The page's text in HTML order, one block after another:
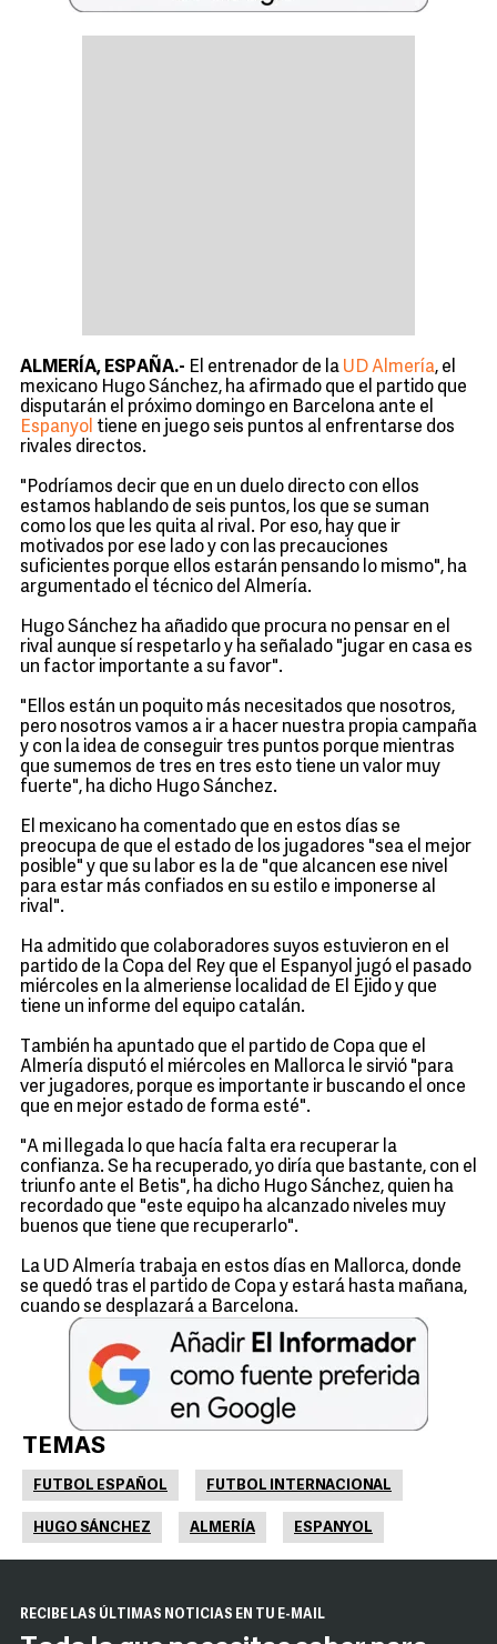
ALMERÍA, ESPAÑA.- El entrenador de la UD Almería, el
mexicano Hugo Sánchez, ha afirmado que el partido que
disputarán el próximo domingo en Barcelona ante el
Espanyol tiene en juego seis puntos al enfrentarse dos
rivales directos.
"Podríamos decir que en un duelo directo con ellos
estamos hablando de seis puntos, los que se suman
como los que les quita al rival. Por eso, hay que ir
motivados por ese lado y con las precauciones
suficientes porque ellos estarán pensando lo mismo", ha
argumentado el técnico del Almería.
Hugo Sánchez ha añadido que procura no pensar en el
rival aunque sí respetarlo y ha señalado "jugar en casa es
un factor importante a su favor".
"Ellos están un poquito más necesitados que nosotros,
pero nosotros vamos a ir a hacer nuestra propia campaña
y con la idea de conseguir tres puntos porque mientras
que sumemos de tres en tres esto tiene un valor muy
fuerte", ha dicho Hugo Sánchez.
El mexicano ha comentado que en estos días se
preocupa de que el estado de los jugadores "sea el mejor
posible" y que su labor es la de "que alcancen ese nivel
para estar más confiados en su estilo e imponerse al
rival".
Ha admitido que colaboradores suyos estuvieron en el
partido de la Copa del Rey que el Espanyol jugó el pasado
miércoles en la almeriense localidad de El Ejido y que
tiene un informe del equipo catalán.
También ha apuntado que el partido de Copa que el
Almería disputó el miércoles en Mallorca le sirvió "para
ver jugadores, porque es importante ir buscando el once
que en mejor estado de forma esté".
"A mi llegada lo que hacía falta era recuperar la
confianza. Se ha recuperado, yo diría que bastante, con el
triunfo ante el Betis", ha dicho Hugo Sánchez, quien ha
recordado que "este equipo ha alcanzado niveles muy
buenos que tiene que recuperarlo".
La UD Almería trabaja en estos días en Mallorca, donde
se quedó tras el partido de Copa y estará hasta mañana,
cuando se desplazará a Barcelona.
TEMAS
FUTBOL ESPAÑOL FUTBOL INTERNACIONAL
HUGO SÁNCHEZ ALMERÍA ESPANYOL
RECIBE LAS ÚLTIMAS NOTICIAS EN TU E-MAIL